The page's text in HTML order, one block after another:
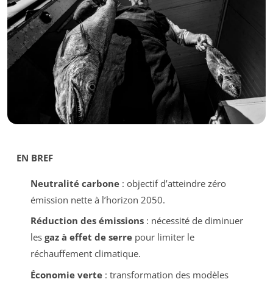
EN BREF
Neutralité carbone: objectif d’atteindre zéro
émission nette à l’horizon 2050.
Réduction des émissions: nécessité de diminuer
les gaz à effet de serrepour limiter le
réchauffement climatique.
Économie verte: transformation des modèles